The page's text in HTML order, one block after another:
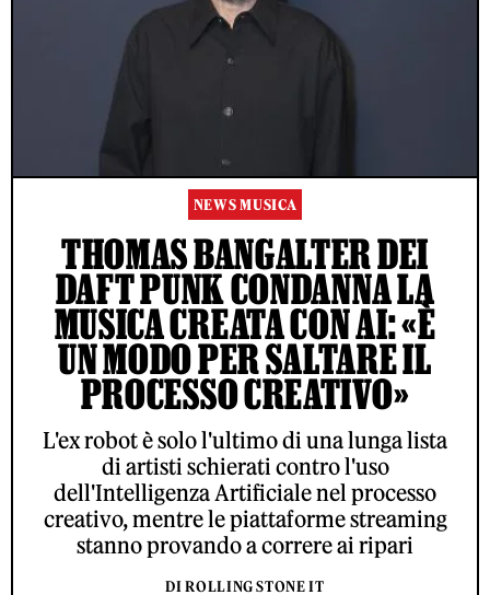
NEWS MUSICA
THOMAS BANGALTER DEI
DAFT PUNK CONDANNA LA
MUSICA CREATA CON AI: «È
UN MODO PER SALTARE IL
PROCESSO CREATIVO»
L'ex robot è solo l'ultimo di una lunga lista
di artisti schierati contro l'uso
dell'Intelligenza Artificiale nel processo
creativo, mentre le piattaforme streaming
stanno provando a correre ai ripari
DI ROLLING STONE IT